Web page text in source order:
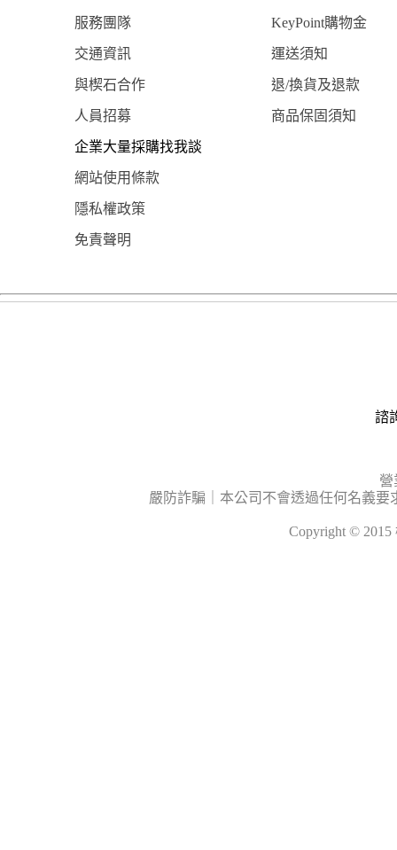
服務團隊 KeyPoint購物金
交通資訊 運送須知
與楔石合作 退/換貨及退款
人員招募 商品保固須知
企業大量採購找我談
網站使用條款
隱私權政策
免責聲明
諮
營
嚴防詐騙｜本公司不會透過任何名義
Copyright ©